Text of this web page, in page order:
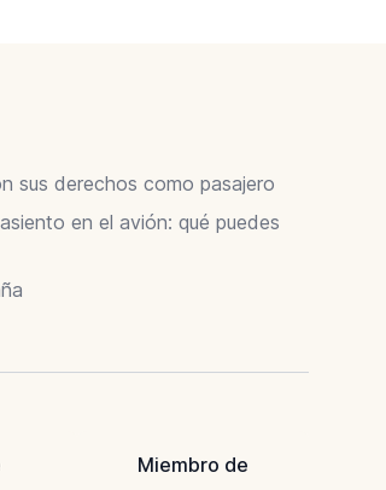
sus derechos como pasajero
en el avión: qué puedes
Miembro de